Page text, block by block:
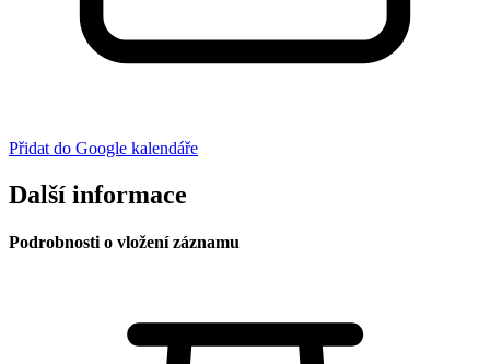
Přidat do Google kalendáře
Další informace
Podrobnosti o vložení záznamu